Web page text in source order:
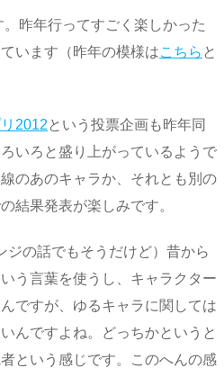
昨年行ってすごく楽しかった
います（昨年の模様はこちら と
2012 という投票企画も昨年同
いろと盛り上がっているようで
のあのキャラか、それとも別の
結果発表が楽しみです。
ジの話でもそうだけど）昔から
う言葉を使うし、キャラクター
ですが、ゆるキャラに関しては
んですよね。どっちかというと
という感じです。このへんの感